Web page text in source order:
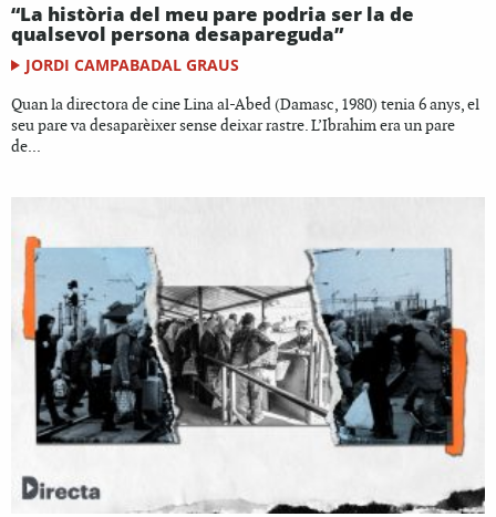
“La història del meu pare podria ser la de
qualsevol persona desapareguda”
JORDI CAMPABADAL GRAUS
Quan la directora de cine Lina al-Abed (Damasc, 1980) tenia 6 anys, el
seu pare va desaparèixer sense deixar rastre. L’Ibrahim era un pare
de...